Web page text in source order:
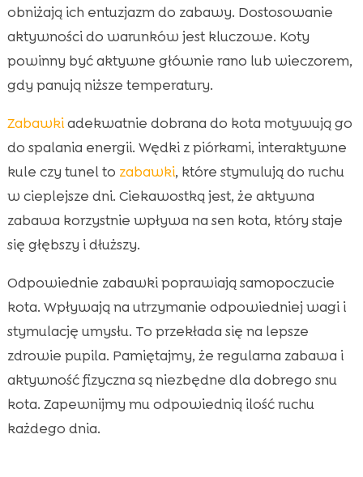
obniżają ich entuzjazm do zabawy. Dostosowanie
aktywności do warunków jest kluczowe. Koty
powinny być aktywne głównie rano lub wieczorem,
gdy panują niższe temperatury.
Zabawkiadekwatnie dobrana do kota motywują go
do spalania energii. Wędki z piórkami, interaktywne
kule czy tunel to zabawki, które stymulują do ruchu
w cieplejsze dni. Ciekawostką jest, że aktywna
zabawa korzystnie wpływa na sen kota, który staje
się głębszy i dłuższy.
Odpowiednie zabawki poprawiają samopoczucie
kota. Wpływają na utrzymanie odpowiedniej wagi i
stymulację umysłu. To przekłada się na lepsze
zdrowie pupila. Pamiętajmy, że regularna zabawa i
aktywność fizyczna są niezbędne dla dobrego snu
kota. Zapewnijmy mu odpowiednią ilość ruchu
każdego dnia.